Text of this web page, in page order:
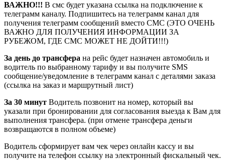
ВАЖНО!!! В смс будет указана ссылка на подключение к
телеграмм каналу. Подпишитесь на телеграмм канал для
получения телеграмм сообщений вместо СМС (ЭТО ОЧЕНЬ
ВАЖНО ДЛЯ ПОЛУЧЕНИЯ ИНФОРМАЦИИ ЗА
РУБЕЖОМ, ГДЕ СМС МОЖЕТ НЕ ДОЙТИ!!!)
За день до трансфера на рейс будет назначен автомобиль и
водитель по выбранному тарифу и вы получите SMS
сообщение/уведомление в телеграмм канал с деталями заказа
(ссылка на заказ и маршрутный лист)
За 30 минут Водитель позвонит на номер, который вы
указали при бронировании для согласования выезда к Вам для
выполнения трансфера. (при отмене трансфера деньги
возвращаются в полном объеме)
Водитель сформирует вам чек через онлайн кассу и вы
получите на телефон ссылку на электронный фискальный чек.